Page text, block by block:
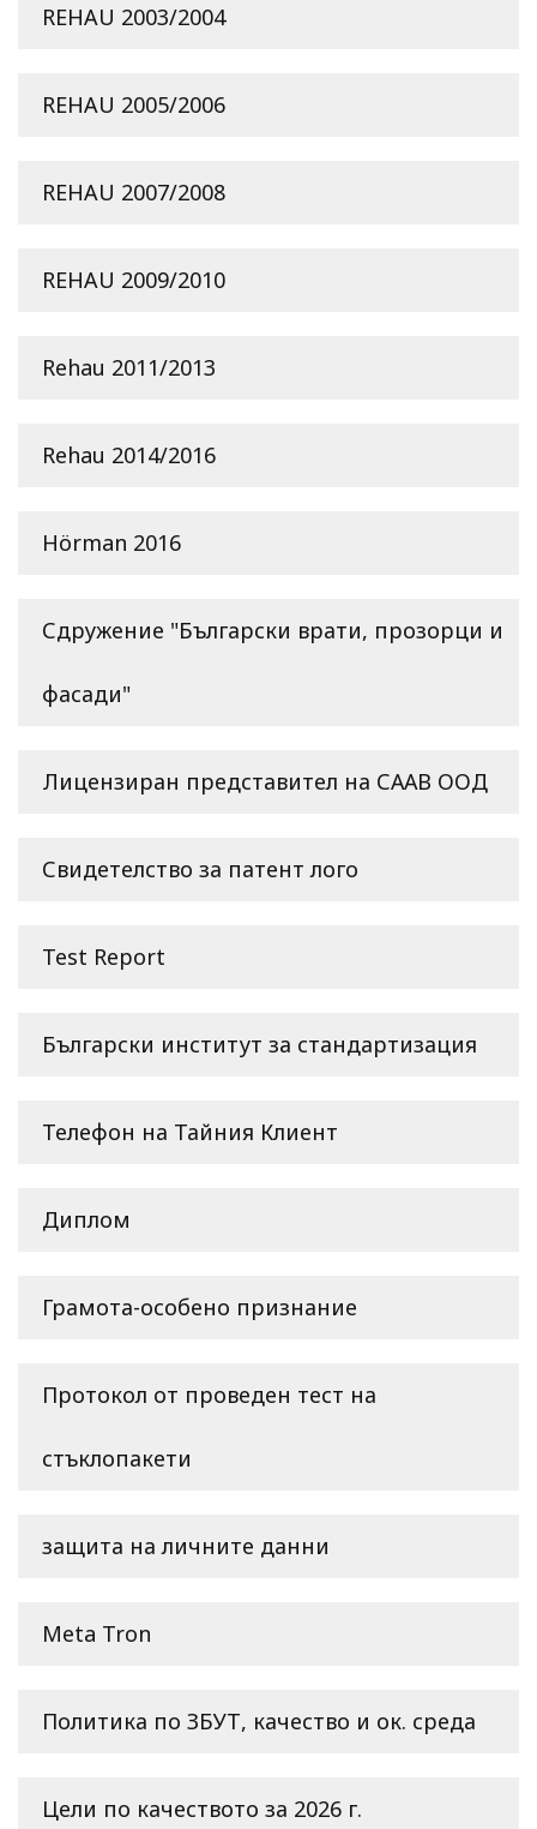
REHAU 2003/2004
REHAU 2005/2006
REHAU 2007/2008
REHAU 2009/2010
Rehau 2011/2013
Rehau 2014/2016
Hörman 2016
Сдружение "Български врати, прозорци и
фасади"
Лицензиран представител на СААВ ООД
Свидетелство за патент лого
Test Report
Български институт за стандартизация
Телефон на Тайния Клиент
Диплом
Грамота-особено признание
Протокол от проведен тест на
стъклопакети
защита на личните данни
Meta Tron
Политика по ЗБУТ, качество и ок. среда
Цели по качеството за 2026 г.